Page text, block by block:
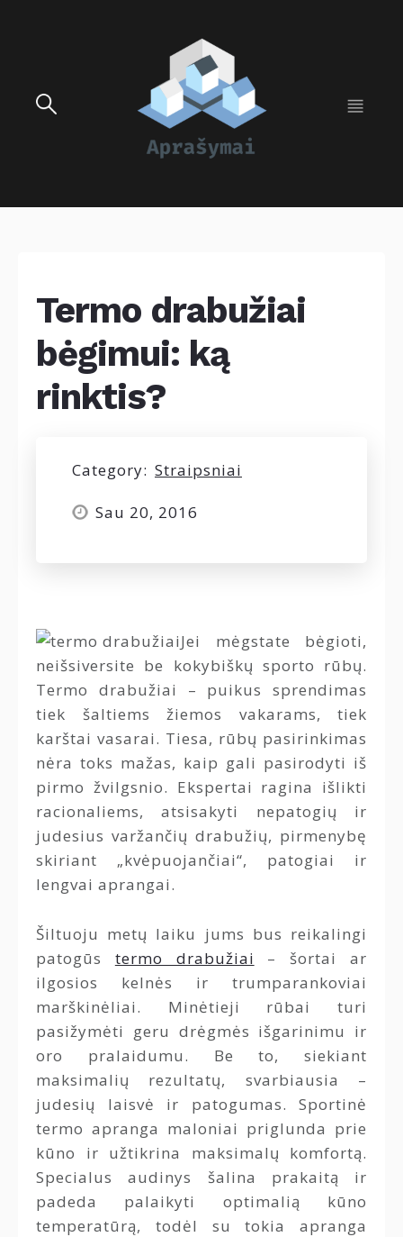
Termo drabužiai
bėgimui: ką
rinktis?
Category: Straipsniai
Sau 20, 2016
Jei mėgstate bėgioti,
neišsiversite be kokybiškų sporto rūbų.
Termo drabužiai – puikus sprendimas
tiek šaltiems žiemos vakarams, tiek
karštai vasarai. Tiesa, rūbų pasirinkimas
nėra toks mažas, kaip gali pasirodyti iš
pirmo žvilgsnio. Ekspertai ragina išlikti
racionaliems, atsisakyti nepatogių ir
judesius varžančių drabužių, pirmenybę
skiriant „kvėpuojančiai“, patogiai ir
lengvai aprangai.
Šiltuoju metų laiku jums bus reikalingi
patogūs termo drabužiai – šortai ar
ilgosios kelnės ir trumparankoviai
marškinėliai. Minėtieji rūbai turi
pasižymėti geru drėgmės išgarinimu ir
oro pralaidumu. Be to, siekiant
maksimalių rezultatų, svarbiausia –
judesių laisvė ir patogumas. Sportinė
termo apranga maloniai priglunda prie
kūno ir užtikrina maksimalų komfortą.
Specialus audinys šalina prakaitą ir
padeda palaikyti optimalią kūno
temperatūrą, todėl su tokia apranga